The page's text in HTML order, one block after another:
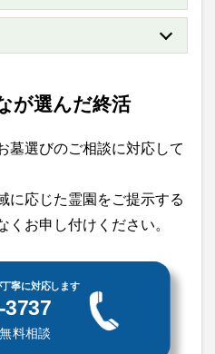
が選んだ終活
墓選びのご相談に対応して
に応じた霊園をご提示する
くお申し付けください。
寧に対応します
3737
料相談